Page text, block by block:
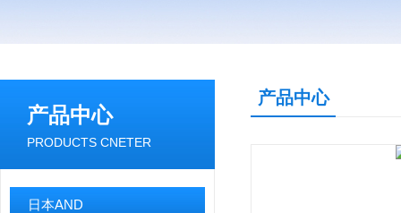
产品中心
PRODUCTS CNETER
日本AND
产品中心